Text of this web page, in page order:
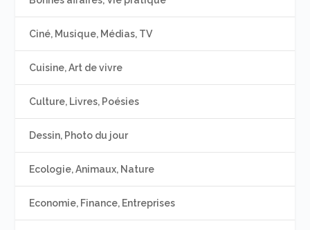
Ciné, Musique, Médias, TV
Cuisine, Art de vivre
Culture, Livres, Poésies
Dessin, Photo du jour
Ecologie, Animaux, Nature
Economie, Finance, Entreprises